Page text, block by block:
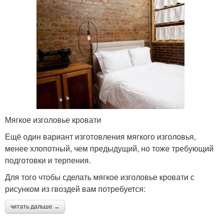
Мягкое изголовье кровати
Ещё один вариант изготовления мягкого изголовья,
менее хлопотный, чем предыдущий, но тоже требующий
подготовки и терпения.
Для того чтобы сделать мягкое изголовье кровати с
рисунком из гвоздей вам потребуется:
читать дальше →